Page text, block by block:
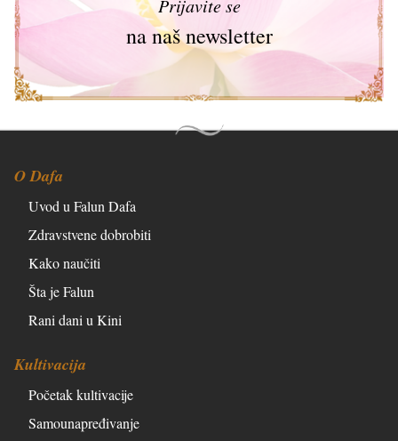
Prijavite se
na naš newsletter
O Dafa
Uvod u Falun Dafa
Zdravstvene dobrobiti
Kako naučiti
Šta je Falun
Rani dani u Kini
Kultivacija
Početak kultivacije
Samounapređivanje